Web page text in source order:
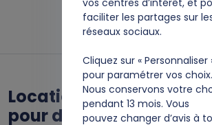
vos centres d’intérêt, et
faciliter les partages sur
réseaux sociaux.
Cliquez sur « Personnaliser
pour paramétrer vos choix.
Nous conservons votre
pendant 13 mois. Vous
pouvez changer d’avis à
Location de Kits Son et
pour des Fêtes